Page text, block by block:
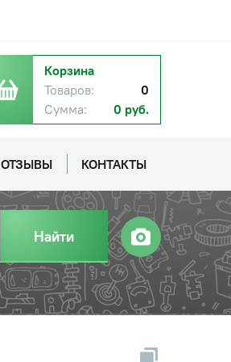
Корзина
Товаров:
0
Сумма:
0 руб.
ОТЗЫВЫ КОНТАКТЫ
Найти